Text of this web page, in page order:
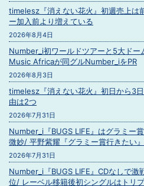
timelesz『消えない花火』初週売上は
ー加入前より増えている
2026年8月4日
Number_i初ワールドツアーと5大ド
Music Africaが同グルNumber_iをPR
2026年8月3日
timelesz『消えない花火』初日から3
由は2つ
2026年7月31日
Number_i『BUGS LIFE』はグラミー
微妙/ 平野紫耀『グラミー賞行きたい
2026年7月31日
Number_i『BUGS LIFE』CDなしで激
位/ レーベル移籍後初シングルはトリ